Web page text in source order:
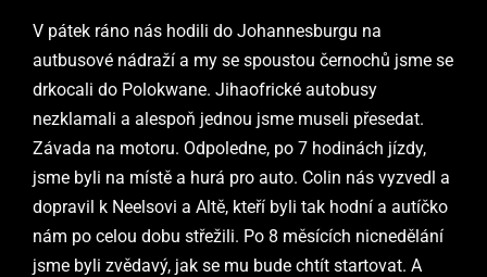
V pátek ráno nás hodili do Johannesburgu na
autbusové nádraží a my se spoustou černochů jsme se
drkocali do Polokwane. Jihaofrické autobusy
nezklamali a alespoň jednou jsme museli přesedat.
Závada na motoru. Odpoledne, po 7 hodinách jízdy,
jsme byli na místě a hurá pro auto. Colin nás vyzvedl a
dopravil k Neelsovi a Altě, kteří byli tak hodní a autíčko
nám po celou dobu střežili. Po 8 měsících nicnedělání
jsme byli zvědavý, jak se mu bude chtít startovat. A